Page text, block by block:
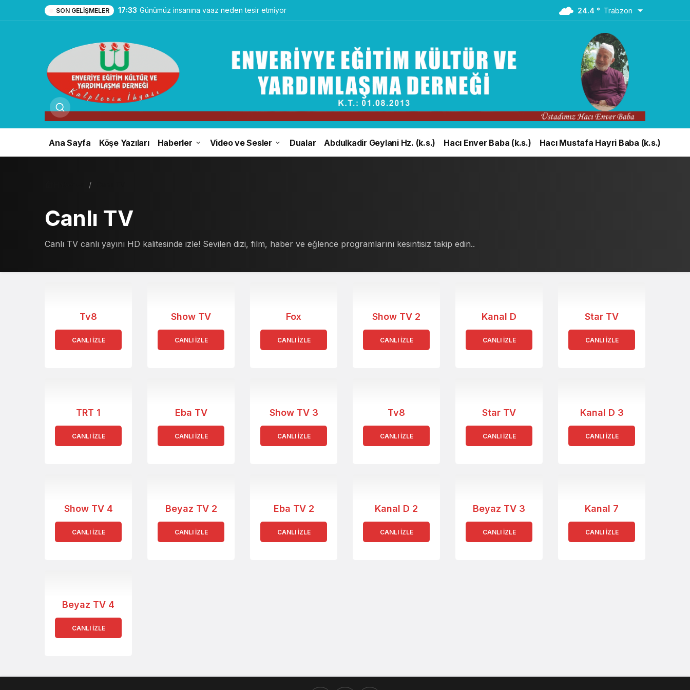
SON GELIŞMELER 17:33 Günümüz insanına vaaz neden tesir etmiyor 24.4 ° Trabzon
Ana Sayfa Köşe Yazıları Haberler Video ve Sesler Dualar Abdulkadir Geylani Hz. (k.s.) Hacı Enver Baba (k.s.) Hacı Mustafa Hayri Baba (k.s.)
Canlı TV
Canlı TV canlı yayını HD kalitesinde izle! Sevilen dizi, film, haber ve eğlence programlarını kesintisiz takip edin..
Tv8
CANLI İZLE
Show TV
CANLI İZLE
Fox
CANLI İZLE
Show TV 2
CANLI İZLE
Kanal D
CANLI İZLE
Star TV
CANLI İZLE
TRT 1
CANLI İZLE
Eba TV
CANLI İZLE
Show TV 3
CANLI İZLE
Tv8
CANLI İZLE
Star TV
CANLI İZLE
Kanal D 3
CANLI İZLE
Show TV 4
CANLI İZLE
Beyaz TV 2
CANLI İZLE
Eba TV 2
CANLI İZLE
Kanal D 2
CANLI İZLE
Beyaz TV 3
CANLI İZLE
Kanal 7
CANLI İZLE
Beyaz TV 4
CANLI İZLE